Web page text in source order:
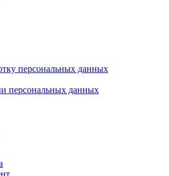
персональных данных
персональных данных